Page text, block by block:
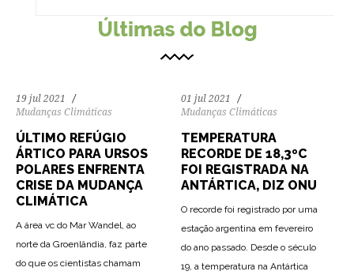
19 jul 2021
Mudanças Climáticas
ÚLTIMO REFÚGIO
ÁRTICO PARA URSOS
POLARES ENFRENTA
CRISE DA MUDANÇA
CLIMÁTICA
A área vc do Mar Wandel, ao
norte da Groenlândia, faz parte
do que os cientistas chamam
01 jul 2021
Mudanças Climáticas
TEMPERATURA
RECORDE DE 18,3ºC
FOI REGISTRADA NA
ANTÁRTICA, DIZ ONU
O recorde foi registrado por uma
estação argentina em fevereiro
do ano passado. Desde o século
19, a temperatura na Antártica